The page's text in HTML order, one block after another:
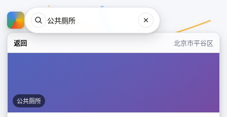
返回 北京市平谷区
公共厕所